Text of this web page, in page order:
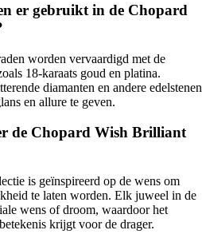
er gebruikt in de Chopard
worden vervaardigd met de
18-karaats goud en platina.
diamanten en andere edelstenen
en allure te geven.
de Chopard Wish Brilliant
is geïnspireerd op de wens om
te laten worden. Elk juweel in de
wens of droom, waardoor het
krijgt voor de drager.